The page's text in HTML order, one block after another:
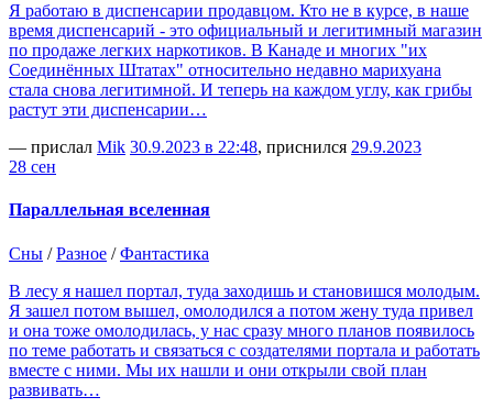
Я работаю в диспенсарии продавцом. Кто не в курсе, в наше
время диспенсарий - это официальный и легитимный магазин
по продаже легких наркотиков. В Канаде и многих "их
Соединённых Штатах" относительно недавно марихуана
стала снова легитимной. И теперь на каждом углу, как грибы
растут эти диспенсарии…
— прислал Mik 30.9.2023 в 22:48, приснился 29.9.2023
28 сен
Параллельная вселенная
Сны /Разное /Фантастика
В лесу я нашел портал, туда заходишь и становишся молодым.
Я зашел потом вышел, омолодился а потом жену туда привел
и она тоже омолодилась, у нас сразу много планов появилось
по теме работать и связаться с создателями портала и работать
вместе с ними. Мы их нашли и они открыли свой план
развивать…